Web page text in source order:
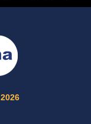
2026 © جميع الحقوق محفوظة